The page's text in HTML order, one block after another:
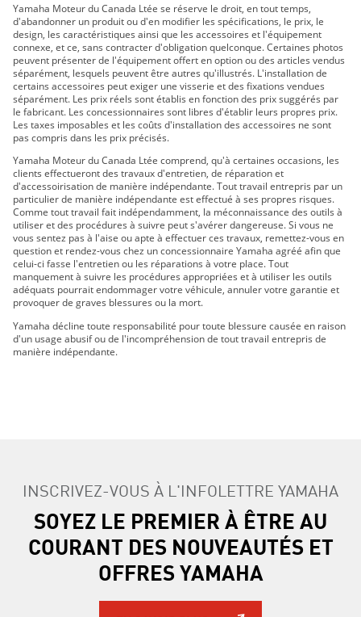
Yamaha Moteur du Canada Ltée se réserve le droit, en tout temps,
d'abandonner un produit ou d'en modifier les spécifications, le prix, le
design, les caractéristiques ainsi que les accessoires et l'équipement
connexe, et ce, sans contracter d'obligation quelconque. Certaines photos
peuvent présenter de l'équipement offert en option ou des articles vendus
séparément, lesquels peuvent être autres qu'illustrés. L'installation de
certains accessoires peut exiger une visserie et des fixations vendues
séparément. Les prix réels sont établis en fonction des prix suggérés par
le fabricant. Les concessionnaires sont libres d'établir leurs propres prix.
Les taxes imposables et les coûts d'installation des accessoires ne sont
pas compris dans les prix précisés.
Yamaha Moteur du Canada Ltée comprend, qu'à certaines occasions, les
clients effectueront des travaux d'entretien, de réparation et
d'accessoirisation de manière indépendante. Tout travail entrepris par un
particulier de manière indépendante est effectué à ses propres risques.
Comme tout travail fait indépendamment, la méconnaissance des outils à
utiliser et des procédures à suivre peut s'avérer dangereuse. Si vous ne
vous sentez pas à l'aise ou apte à effectuer ces travaux, remettez-vous en
question et rendez-vous chez un concessionnaire Yamaha agréé afin que
celui-ci fasse l'entretien ou les réparations à votre place. Tout
manquement à suivre les procédures appropriées et à utiliser les outils
adéquats pourrait endommager votre véhicule, annuler votre garantie et
provoquer de graves blessures ou la mort.
Yamaha décline toute responsabilité pour toute blessure causée en raison
d'un usage abusif ou de l'incompréhension de tout travail entrepris de
manière indépendante.
INSCRIVEZ-VOUS À L'INFOLETTRE YAMAHA
SOYEZ LE PREMIER À ÊTRE AU
COURANT DES NOUVEAUTÉS ET
OFFRES YAMAHA